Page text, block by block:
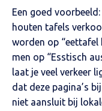
Een goed
houten tafels
worden op “eettafel
men op “Esstisch
laat je veel verkeer
dat deze pagina’s
niet aansluit bij